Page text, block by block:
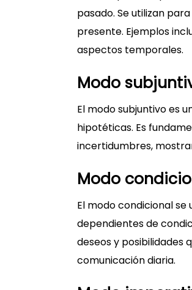
pasado. Se utilizan
presente. Ejemplos
aspectos temporales.
Modo
El modo subjuntivo es
hipotéticas. Es
incertidumbres,
Modo
El modo condicional
dependientes de
deseos y posibilidades
comunicación diaria.